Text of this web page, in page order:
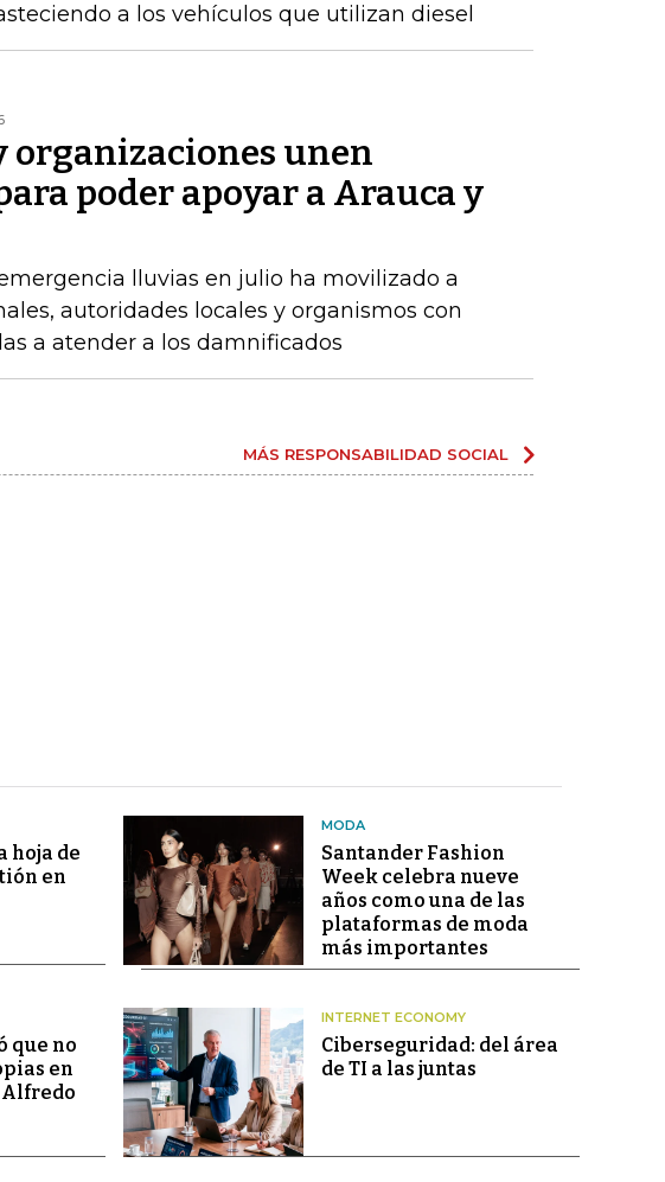
a los vehículos que utilizan diesel
organizaciones unen
poder apoyar a Arauca y
lluvias en julio ha movilizado a
autoridades locales y organismos con
a atender a los damnificados
MÁS RESPONSABILIDAD SOCIAL
hoja de
en
MODA
Santander Fashion
Week celebra nueve
años como una de las
plataformas de moda
más importantes
que no
en
Alfredo
INTERNET ECONOMY
Ciberseguridad: del área
de TI a las juntas